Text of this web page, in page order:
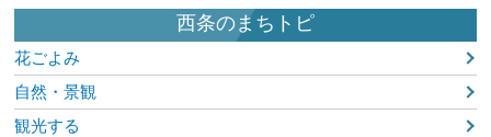
西条のまちトピ
花ごよみ
自然・景観
観光する